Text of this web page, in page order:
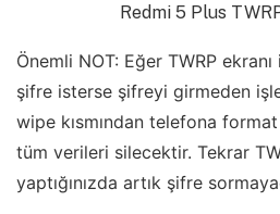
Redmi 5 Plus
Önemli NOT: Eğer TWRP ekranı
şifre isterse şifreyi girmeden
wipe kısmından telefona
tüm verileri silecektir. Tekrar
yaptığınızda artık şifre